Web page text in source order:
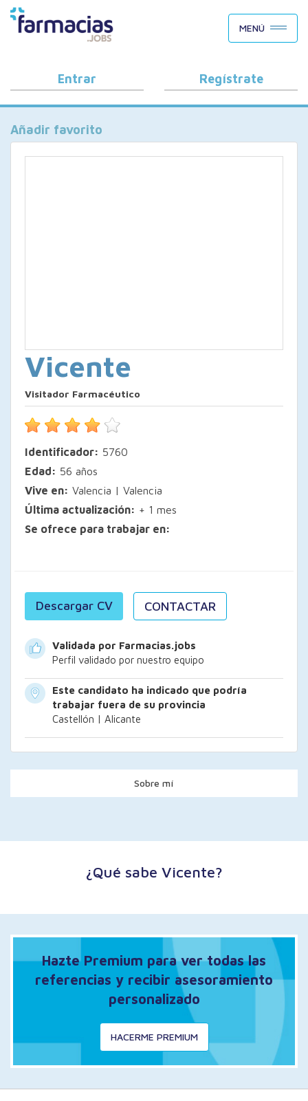
BUSCAR CANDIDATOS
OFERTAS DE EMPLEO
COMO FUNCIONA
PORQUÉ FARMACIAS.JOBS
BLOG
MENÚ
Entrar Regístrate
Añadir favorito
Vicente
Visitador Farmacéutico
Identificador: 5760
Edad: 56 años
Vive en: Valencia | Valencia
Última actualización: + 1 mes
Se ofrece para trabajar en:
Descargar CV CONTACTAR
Validada por Farmacias.jobs
Perfil validado por nuestro equipo
Este candidato ha indicado que podría
trabajar fuera de su provincia
Castellón | Alicante
Sobre mí
¿Qué sabe Vicente?
Hazte Premium para ver todas las
referencias y recibir asesoramiento
personalizado
HACERME PREMIUM